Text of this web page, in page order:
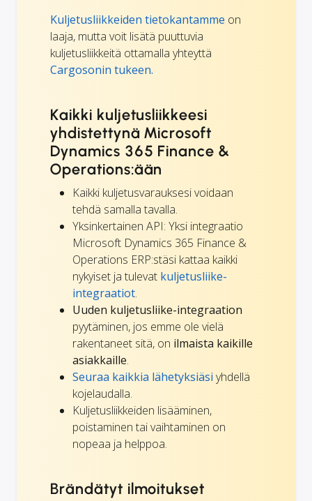
Kuljetusliikkeiden tietokantamme on
laaja, mutta voit lisätä puuttuvia
kuljetusliikkeitä ottamalla yhteyttä
Cargosonin tukeen.
Kaikki kuljetusliikkeesi
yhdistettynä Microsoft
Dynamics 365 Finance &
Operations:ään
Kaikki kuljetusvarauksesi voidaan
tehdä samalla tavalla.
Yksinkertainen API: Yksi integraatio
Microsoft Dynamics 365 Finance &
Operations ERP:stäsi kattaa kaikki
nykyiset ja tulevat kuljetusliike-
integraatiot.
Uuden kuljetusliike-integraation
pyytäminen, jos emme ole vielä
rakentaneet sitä, on ilmaista kaikille
asiakkaille.
Seuraa kaikkia lähetyksiäsi yhdellä
kojelaudalla.
Kuljetusliikkeiden lisääminen,
poistaminen tai vaihtaminen on
nopeaa ja helppoa.
Brändätyt ilmoitukset